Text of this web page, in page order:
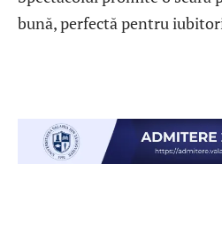
bună, perfectă pentru